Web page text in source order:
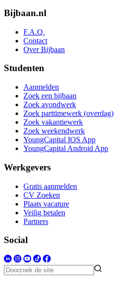
Bijbaan.nl
F.A.Q.
Contact
Over Bijbaan
Studenten
Aanmelden
Zoek een bijbaan
Zoek avondwerk
Zoek parttimewerk (overdag)
Zoek vakantiewerk
Zoek weekendwerk
YoungCapital IOS App
YoungCapital Android App
Werkgevers
Gratis aanmelden
CV Zoeken
Plaats vacature
Veilig betalen
Partners
Social